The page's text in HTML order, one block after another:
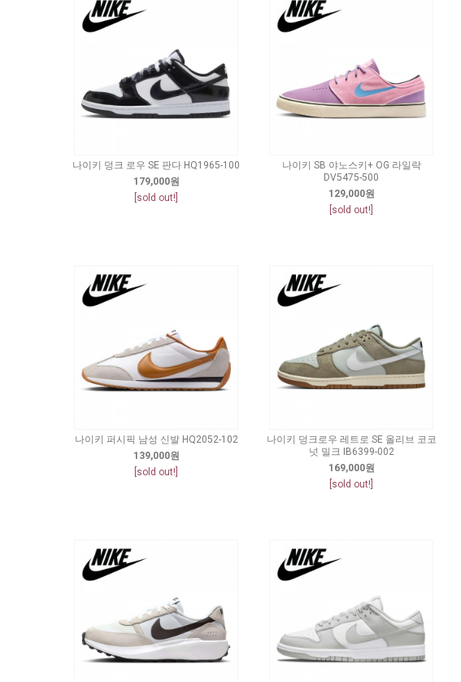
나이키 덩크 로우 SE 판다 HQ1965-100
179,000원
[sold out!]
나이키 SB 야노스키+ OG 라일락
DV5475-500
129,000원
[sold out!]
나이키 퍼시픽 남성 신발 HQ2052-102
139,000원
[sold out!]
나이키 덩크로우 레트로 SE 올리브 코코
넛 밀크 IB6399-002
169,000원
[sold out!]